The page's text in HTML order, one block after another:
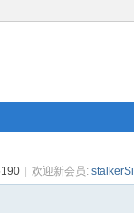
欢迎新会员: